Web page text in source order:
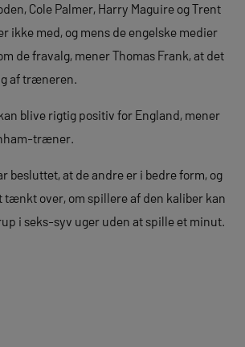
Cole Palmer, Harry Maguire og Trent
ikke med, og mens de engelske medier
de fravalg, mener Thomas Frank, at det
af træneren.
blive rigtig positiv for England, mener
træner.
besluttet, at de andre er i bedre form, og
tænkt over, om spillere af den kaliber kan
i seks-syv uger uden at spille et minut.